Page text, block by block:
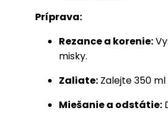
Príprava:
Rezance a korenie:
misky.
Zaliate: Zalejte 350
Miešanie a odstátie: